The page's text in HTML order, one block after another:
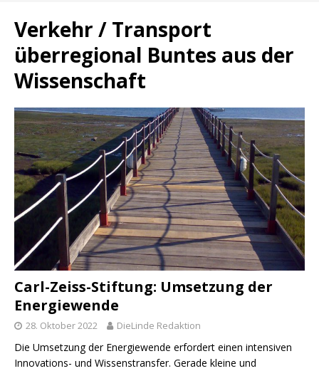
Verkehr / Transport
überregional Buntes aus der
Wissenschaft
Carl-Zeiss-Stiftung: Umsetzung der
Energiewende
28. Oktober 2022 DieLinde Redaktion
Die Umsetzung der Energiewende erfordert einen intensiven
Innovations- und Wissenstransfer. Gerade kleine und